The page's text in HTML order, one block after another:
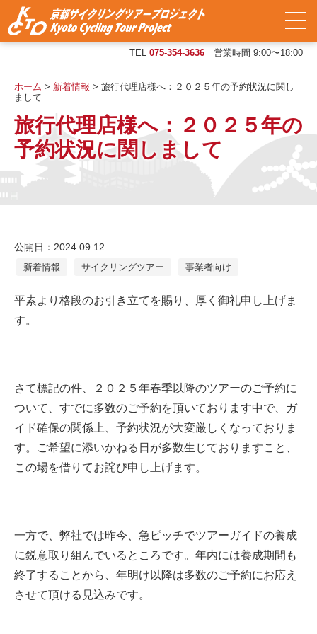
TEL 075-354-3636 営業時間 9:00〜18:00
公開日：2024.09.12
新着情報 サイクリングツアー 事業者向け
ホーム > 新着情報 > 旅行代理店様へ：２０２５年の予約状況に関し
まして
旅行代理店様へ：２０２５年の
予約状況に関しまして
平素より格段のお引き立てを賜り、厚く御礼申し上げま
す。
さて標記の件、２０２５年春季以降のツアーのご予約に
ついて、すでに多数のご予約を頂いております中で、ガ
イド確保の関係上、予約状況が大変厳しくなっておりま
す。ご希望に添いかねる日が多数生じておりますこと、
この場を借りてお詫び申し上げます。
一方で、弊社では昨今、急ピッチでツアーガイドの養成
に鋭意取り組んでいるところです。年内には養成期間も
終了することから、年明け以降は多数のご予約にお応え
させて頂ける見込みです。